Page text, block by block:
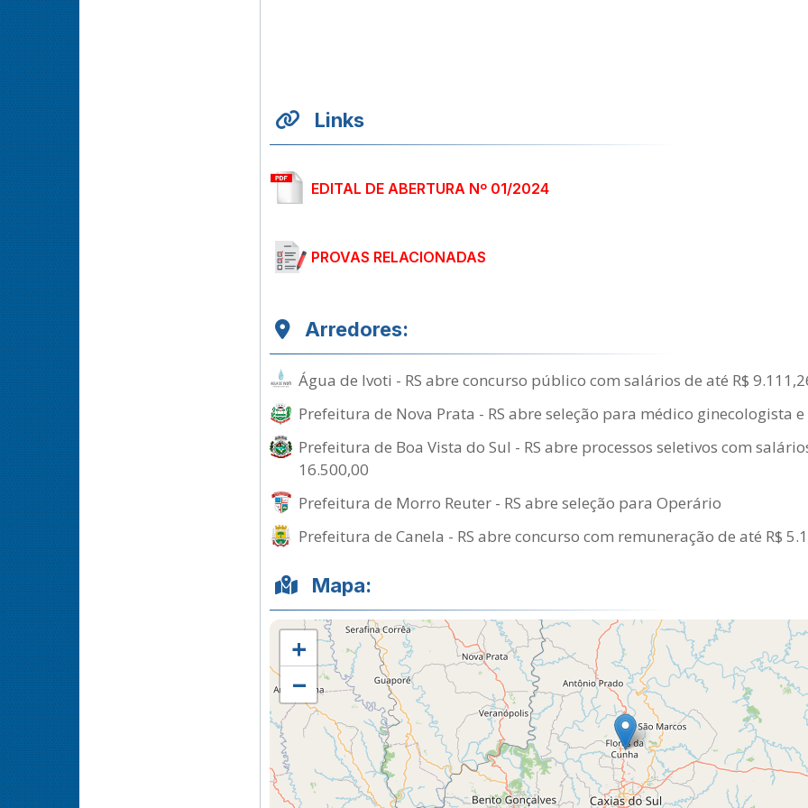
Links
EDITAL DE ABERTURA Nº 01/2024
PROVAS RELACIONADAS
Arredores:
Água de Ivoti - RS abre concurso público com salários de até R$
Prefeitura de Nova Prata - RS abre seleção para médico ginecologista
Prefeitura de Boa Vista do Sul - RS abre processos seletivos com
16.500,00
Prefeitura de Morro Reuter - RS abre seleção para Operário
Prefeitura de Canela - RS abre concurso com remuneração de até R$
Mapa:
+
−